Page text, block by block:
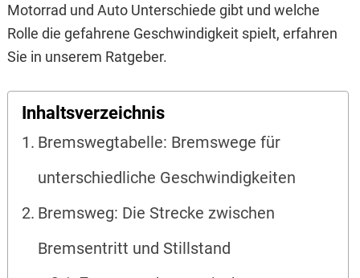
Motorrad und Auto Unterschiede gibt und welche
Rolle die gefahrene Geschwindigkeit spielt, erfahren
Sie in unserem Ratgeber.
Inhaltsverzeichnis
Bremswegtabelle: Bremswege für
unterschiedliche Geschwindigkeiten
Bremsweg: Die Strecke zwischen
Bremsentritt und Stillstand